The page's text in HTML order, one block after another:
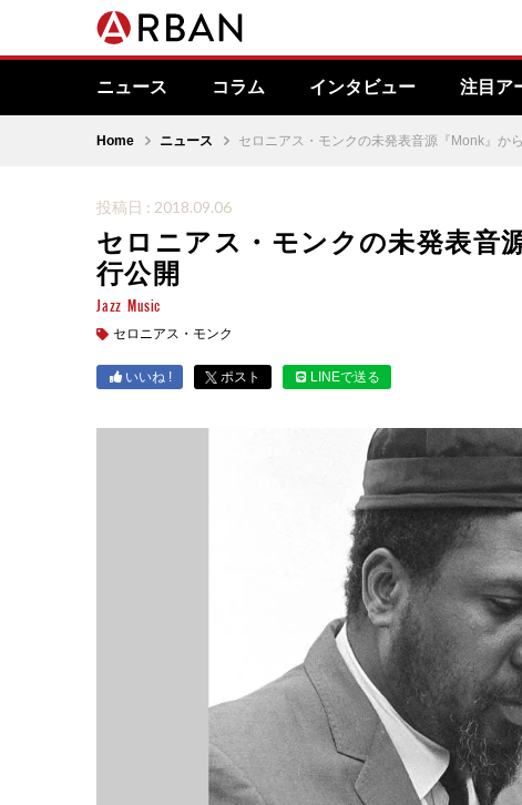
ニュース コラム インタビュー 注目ア
Home ニュース セロニアス・モンクの未発表音源『Monk』か
投稿日 : 2018.09.06
セロニアス・モンクの未発表
行公開
Jazz Music
セロニアス・モンク
いいね ! ポスト LINEで送る